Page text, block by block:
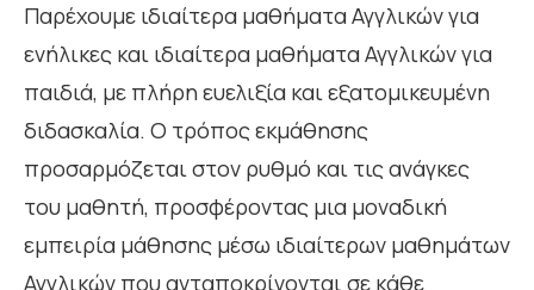
Παρέχουμε ιδιαίτερα μαθήματα Αγγλικών για
ενήλικες και ιδιαίτερα μαθήματα Αγγλικών για
παιδιά, με πλήρη ευελιξία και εξατομικευμένη
διδασκαλία. Ο τρόπος εκμάθησης
προσαρμόζεται στον ρυθμό και τις ανάγκες
του μαθητή, προσφέροντας μια μοναδική
εμπειρία μάθησης μέσω ιδιαίτερων μαθημάτων
Αγγλικών που ανταποκρίνονται σε κάθε